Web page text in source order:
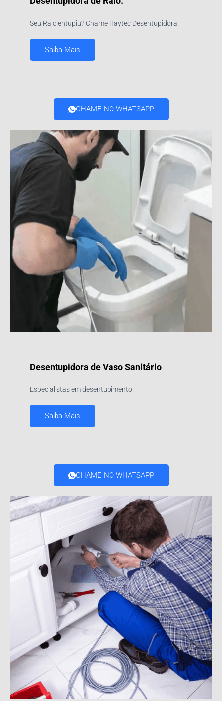
Seu Ralo entupiu? Chame Haytec Desentupidora.
Saiba Mais
CHAME NO WHATSAPP
Desentupidora de Vaso Sanitário
Especialistas em desentupimento.
Saiba Mais
CHAME NO WHATSAPP